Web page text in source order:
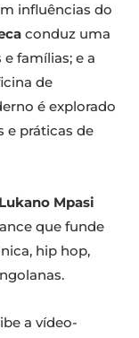
influências do
conduz uma
famílias; e a
de
é explorado
e práticas de
Lukano Mpasi
que funde
hip hop,
a vídeo-